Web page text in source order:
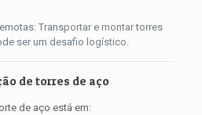
Transportar e montar torres
ser um desafio logístico.
de torres de aço
de aço está em: